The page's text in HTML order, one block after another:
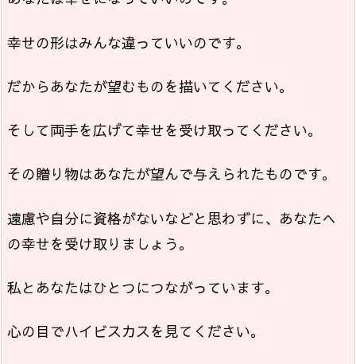
幸せの形はみんな違っていいのです。
だからあなたが望むものを描いてください。
そして両手を広げて幸せを受け取ってください。
その贈り物はあなたが望んで与えられたものです。
遠慮や自分に資格がないなどと思わずに、あなたへ
の幸せを受け取りましょう。
私とあなたはひとつにつながっています。
心の目でハイビスカスを見てください。